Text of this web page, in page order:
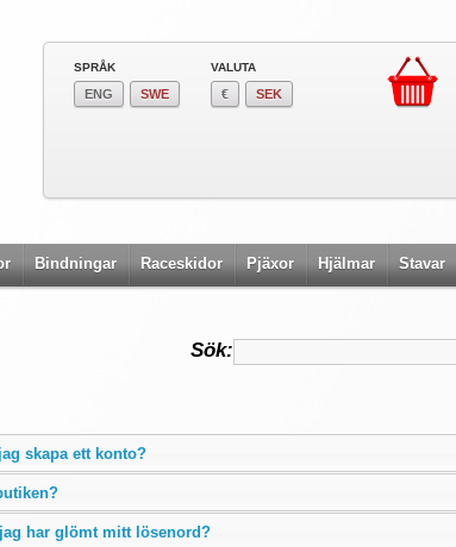
SPRÅK
ENG SWE
VALUTA
€ SEK
Bindningar Raceskidor Pjäxor Hjälmar Stavar
Sök:
skapa ett konto?
har glömt mitt lösenord?